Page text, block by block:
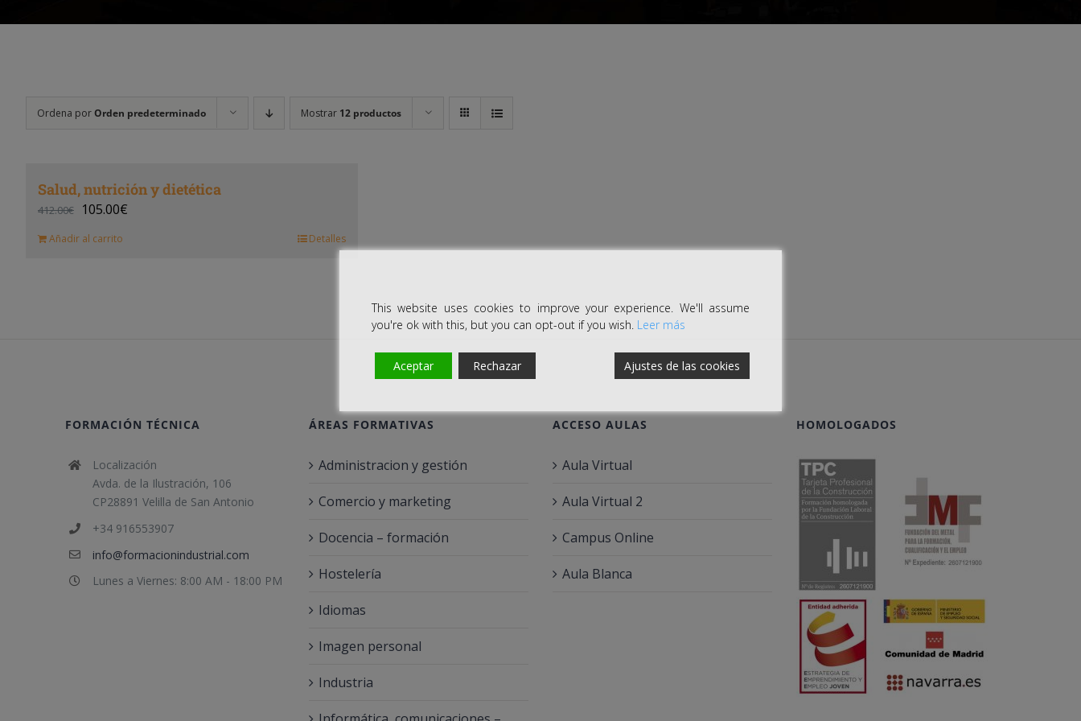
Ordena porOrden predeterminado Mostrar 12 productos
Salud, nutrición y dietética
412.00€ 105.00€
Añadir al carrito Detalles
FORMACIÓN TÉCNICA
Localización
Avda. de la Ilustración, 106
CP28891 Velilla de San Antonio
+34 916553907
info@formacionindustrial.com
Lunes a Viernes: 8:00 AM - 18:00 PM
ÁREAS FORMATIVAS
Administracion y gestión
Comercio y marketing
Docencia – formación
Hostelería
Idiomas
Imagen personal
Industria
ACCESO AULAS
Aula Virtual
Aula Virtual 2
Campus Online
Aula Blanca
HOMOLOGADOS
This website uses cookies to improve your experience. We'll assume
you're ok with this, but you can opt-out if you wish. Leer más
Aceptar Rechazar Ajustes de las cookies